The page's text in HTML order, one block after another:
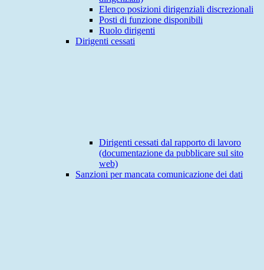
Elenco posizioni dirigenziali discrezionali
Posti di funzione disponibili
Ruolo dirigenti
Dirigenti cessati
Dirigenti cessati dal rapporto di lavoro
(documentazione da pubblicare sul sito
web)
Sanzioni per mancata comunicazione dei dati